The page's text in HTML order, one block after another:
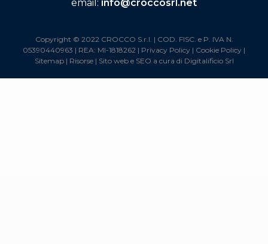
email: info@croccosrl.net
Copyright © 2022 CROCCO S.r.l. | COD. FISC. e P. IVA N.
05390440963 | REA: MI-1818262 | Privacy Policy | Cookie Policy |
Sitemap| Risorse| Sito web e SEO a cura di Digitalificio Srl